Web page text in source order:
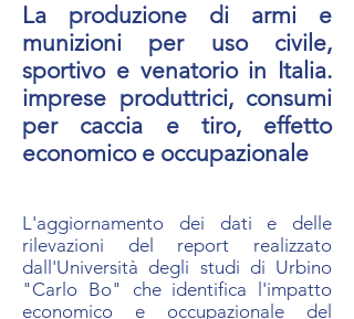
La produzione di armi e
munizioni per uso civile,
sportivo e venatorio in Italia.
imprese produttrici, consumi
per caccia e tiro, effetto
economico e occupazionale
L'aggiornamento dei dati e delle
rilevazioni del report realizzato
dall'Università degli studi di Urbino
"Carlo Bo" che identifica l'impatto
economico e occupazionale del